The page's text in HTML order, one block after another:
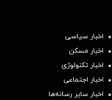
اخبار سیاسی
اخبار مسکن
اخبار تکنولوژی
اخبار اجتماعی
اخبار سایر رسانه‌‌ها